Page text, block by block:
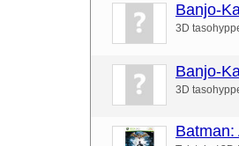
Banjo-
3D
Banjo-
3D
Batman: